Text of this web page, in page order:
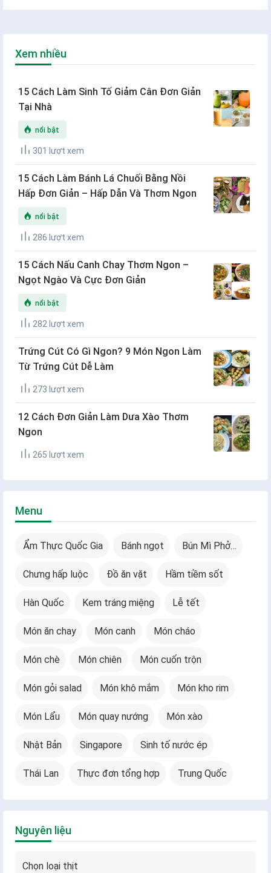
Xem nhiều
15 Cách Làm Sinh Tố Giảm Cân Đơn Giản
Tại Nhà
nổi bật
301 lượt xem
15 Cách Làm Bánh Lá Chuối Bằng Nồi
Hấp Đơn Giản – Hấp Dẫn Và Thơm Ngon
nổi bật
286 lượt xem
15 Cách Nấu Canh Chay Thơm Ngon –
Ngọt Ngào Và Cực Đơn Giản
nổi bật
282 lượt xem
Trứng Cút Có Gì Ngon? 9 Món Ngon Làm
Từ Trứng Cút Dễ Làm
273 lượt xem
12 Cách Đơn Giản Làm Dưa Xào Thơm
Ngon
265 lượt xem
Menu
Ẩm Thực Quốc Gia Bánh ngọt Bún Mì Phở…
Chưng hấp luộc Đồ ăn vặt Hầm tiềm sốt
Hàn Quốc Kem tráng miệng Lễ tết
Món ăn chay Món canh Món cháo
Món chè Món chiên Món cuốn trộn
Món gỏi salad Món khô mắm Món kho rim
Món Lẩu Món quay nướng Món xào
Nhật Bản Singapore Sinh tố nước ép
Thái Lan Thực đơn tổng hợp Trung Quốc
Nguyên liệu